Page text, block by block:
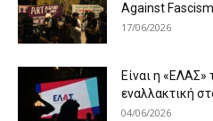
Against
17/06/2026
Είναι η «ΕΛΑΣ»
εναλλακτική
04/06/2026